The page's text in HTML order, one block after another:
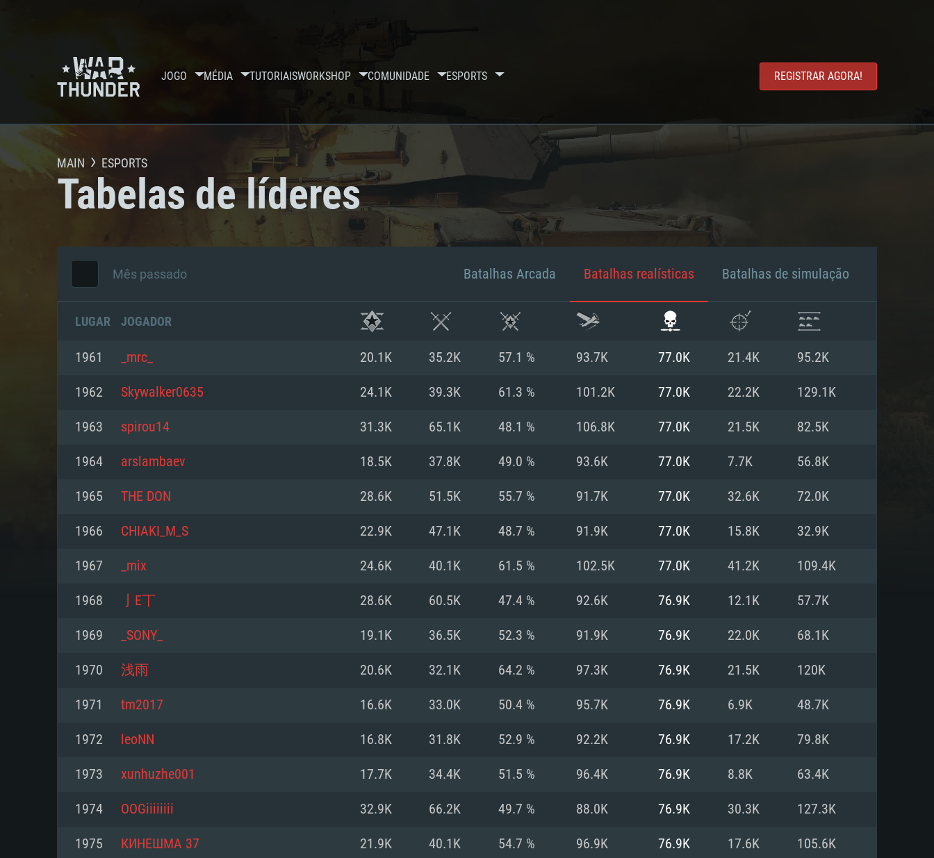
JOGO MÉDIA TUTORIAISWORKSHOP COMUNIDADE ESPORTS REGISTRAR AGORA!
REQUERIMENTOS DE SISTEMA
Mínimo
77XX / NVIDIA GeForce GTX 660. Resolução
Recomendado
superior
Memória: 16 GB ou mais
Placa Gráfica: Placa com DirectX 11 ou superior;
Mínimo
mais recente
Processador: Core i5 2.2GHz mínimo (Intel Xeon
não suportado)
Memória: 6 GB
Recomendado
mais recente
Processador: Core i7 (Intel Xeon não suportado)
Memória: 8 GB
Placa Gráfica: Radeon Vega II ou superior com
Mínimo
do Linux de 64bit
Processador: Dual-Core 2.4 GHz
Memória: 4 GB
Placa Gráfica: NVIDIA 660 com os drivers mais
Recomendado
recentes (não mais de 6 meses) / equivalentes
MAIN ESPORTS
Tabelas de líderes
Mês passado Batalhas Arcada Batalhas realísticas Batalhas de simulação
LUGAR JOGADOR
1961 _mrc_ 20.1K 35.2K 57.1 % 93.7K 77.0K 21.4K 95.2K
1962 Skywalker0635 24.1K 39.3K 61.3 % 101.2K 77.0K 22.2K 129.1K
1963 spirou14 31.3K 65.1K 48.1 % 106.8K 77.0K 21.5K 82.5K
1964 arslambaev 18.5K 37.8K 49.0 % 93.6K 77.0K 7.7K 56.8K
1965 THE DON 28.6K 51.5K 55.7 % 91.7K 77.0K 32.6K 72.0K
1966 CHIAKI_M_S 22.9K 47.1K 48.7 % 91.9K 77.0K 15.8K 32.9K
1967 _mix 24.6K 40.1K 61.5 % 102.5K 77.0K 41.2K 109.4K
1968 亅E丅 28.6K 60.5K 47.4 % 92.6K 76.9K 12.1K 57.7K
1969 _SONY_ 19.1K 36.5K 52.3 % 91.9K 76.9K 22.0K 68.1K
1970 浅雨 20.6K 32.1K 64.2 % 97.3K 76.9K 21.5K 120K
1971 tm2017 16.6K 33.0K 50.4 % 95.7K 76.9K 6.9K 48.7K
1972 leoNN 16.8K 31.8K 52.9 % 92.2K 76.9K 17.2K 79.8K
1973 xunhuzhe001 17.7K 34.4K 51.5 % 96.4K 76.9K 8.8K 63.4K
1974 OOGiiiiiiii 32.9K 66.2K 49.7 % 88.0K 76.9K 30.3K 127.3K
1975 КИНЕШМА 37 21.9K 40.1K 54.7 % 96.9K 76.9K 17.6K 105.6K